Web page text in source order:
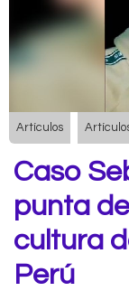
Artículos
Caso
punta
cultura
Perú